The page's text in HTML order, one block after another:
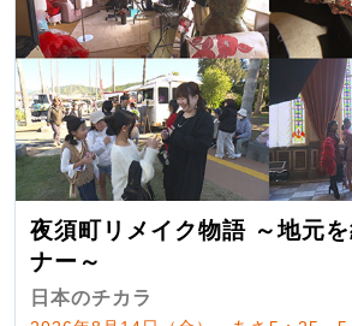
夜須町リメイク物語 ～地元
ナー～
日本のチカラ